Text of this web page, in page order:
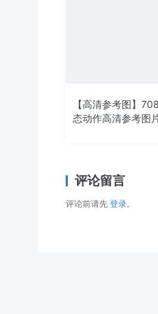
【高清参考图】
态动作高清参考图
评论留言
评论前请先 登录。